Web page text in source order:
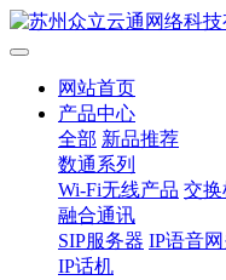
网站首页
产品中心
全部 新品推荐
数通系列
Wi-Fi无线产品 交换
融合通讯
SIP服务器 IP语音
IP话机